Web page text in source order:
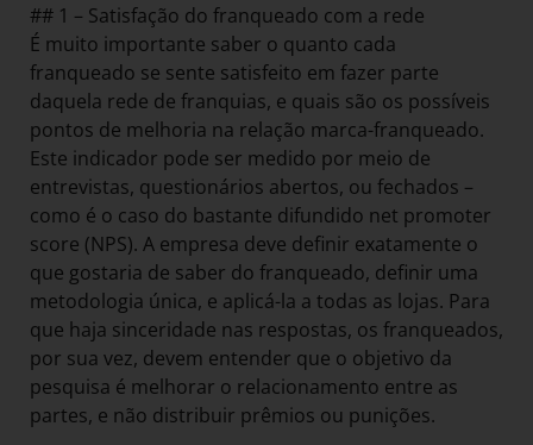
## 1 – Satisfação do franqueado com a rede
É muito importante saber o quanto cada
franqueado se sente satisfeito em fazer parte
daquela rede de franquias, e quais são os possíveis
pontos de melhoria na relação marca-franqueado.
Este indicador pode ser medido por meio de
entrevistas, questionários abertos, ou fechados –
como é o caso do bastante difundido net promoter
score (NPS). A empresa deve definir exatamente o
que gostaria de saber do franqueado, definir uma
metodologia única, e aplicá-la a todas as lojas. Para
que haja sinceridade nas respostas, os franqueados,
por sua vez, devem entender que o objetivo da
pesquisa é melhorar o relacionamento entre as
partes, e não distribuir prêmios ou punições.